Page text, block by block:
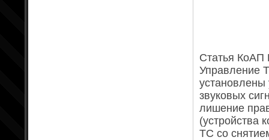
Статья КоАП
Управление
установлены
звуковых
лишение
(устройства
ТС со